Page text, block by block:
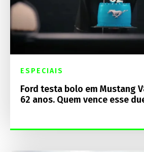
ESPECIAIS
Ford testa bolo em Mustang
62 anos. Quem vence esse